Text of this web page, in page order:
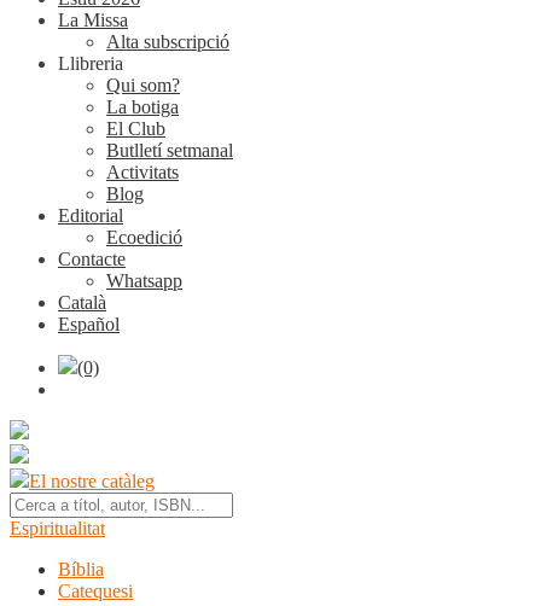
La Missa
Alta subscripció
Llibreria
Qui som?
La botiga
El Club
Butlletí setmanal
Activitats
Blog
Editorial
Ecoedició
Contacte
Whatsapp
Català
Español
(0)
El nostre catàleg
Espiritualitat
Bíblia
Catequesi